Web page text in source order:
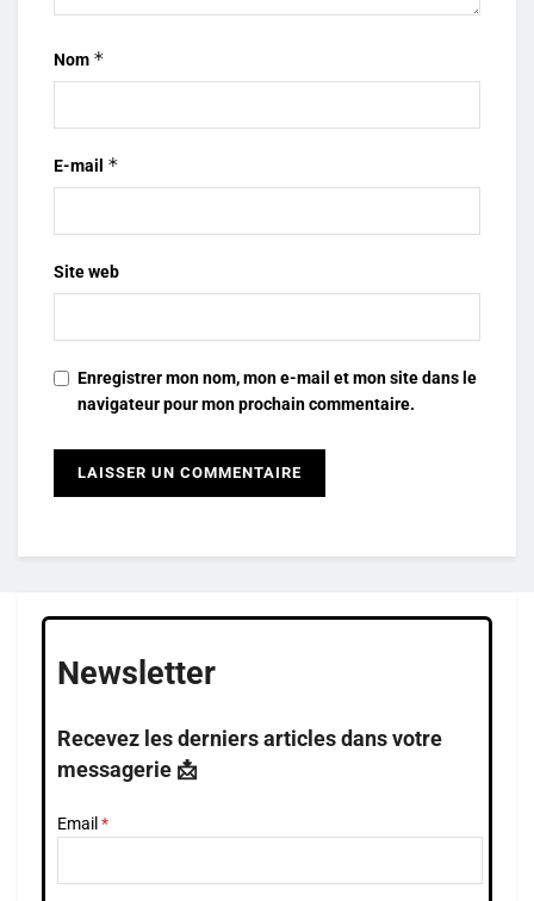
Nom *
E-mail *
Site web
Enregistrer mon nom, mon e-mail et mon site dans le
navigateur pour mon prochain commentaire.
Newsletter
Recevez les derniers articles dans votre
messagerie 📩
Email